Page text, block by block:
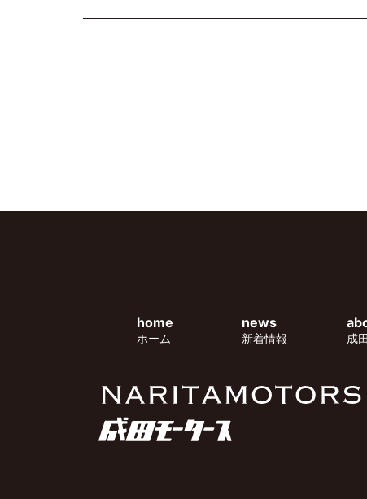
home
ホーム
news
新着情報 成